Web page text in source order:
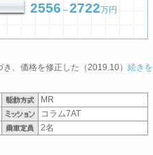
2556～2722万円
、価格を修正した（2019.10） 続きを
MR
コラム7AT
2名